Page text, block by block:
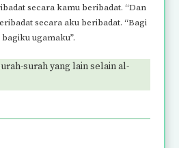
secara kamu beribadat. “Dan
secara aku beribadat. “Bagi
ugamaku”.
surah yang lain selain al-